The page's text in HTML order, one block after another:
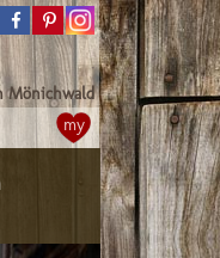
Mönichwald
my